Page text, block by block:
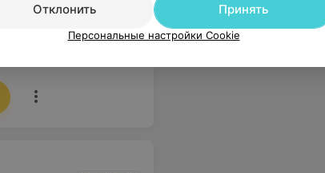
и с добрым сердцем!!!!! Благодарна за профессиональную работу и доброе, чуткое отношение ко мне!!!!!
Отклонить
Принять
Персональные настройки Cookie